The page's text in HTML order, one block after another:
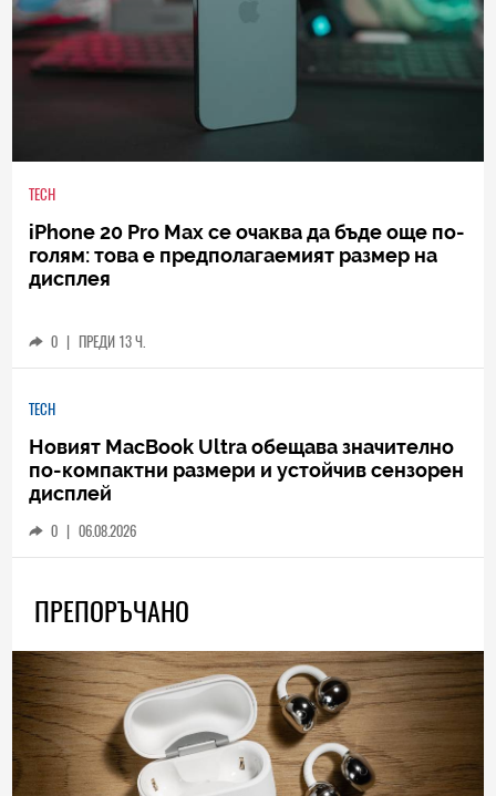
TECH
iPhone 20 Pro Max се очаква да бъде още по-
голям: това е предполагаемият размер на
дисплея
0 | ПРЕДИ 13 Ч.
TECH
Новият MacBook Ultra обещава значително
по-компактни размери и устойчив сензорен
дисплей
0 | 06.08.2026
ПРЕПОРЪЧАНО